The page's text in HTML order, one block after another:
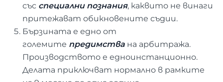
със специални познания, каквито не винаги
притежават обикновените съдии.
Бързината е едно от
големите предимства на арбитража.
Производството е едноинстанционно.
Делата приключват нормално в рамките